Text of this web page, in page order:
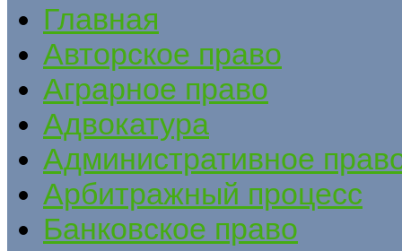
Главная
Авторское право
Аграрное право
Адвокатура
Административное
Арбитражный процесс
Банковское право